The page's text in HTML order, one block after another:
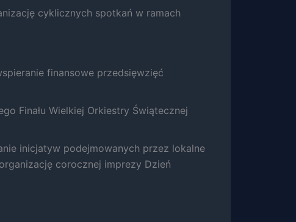
cyklicznych spotkań w ramach
finansowe przedsięwzięć
Finału Wielkiej Orkiestry Świątecznej
inicjatyw podejmowanych przez lokalne
corocznej imprezy Dzień